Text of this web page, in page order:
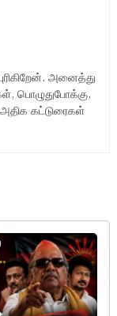
அனைத்து
பொழுதுபோக்கு,
அதிக கட்டுரைகள்